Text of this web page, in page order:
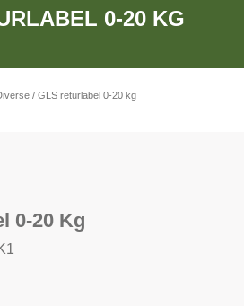
0-20 KG
/ GLS returlabel 0-20 kg
0-20 Kg